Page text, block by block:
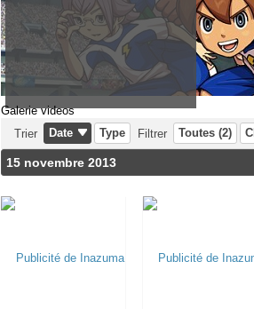
Galerie videos
Trier
Date Type Filtrer Toutes (2)
15 novembre 2013